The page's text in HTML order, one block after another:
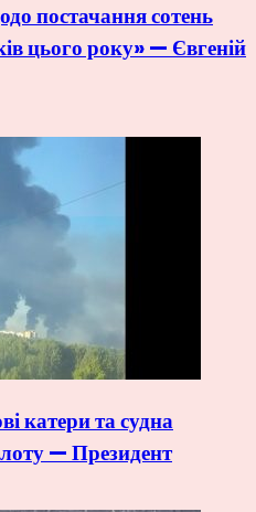
постачання сотень
цього року» — Євгеній
катери та судна
— Президент